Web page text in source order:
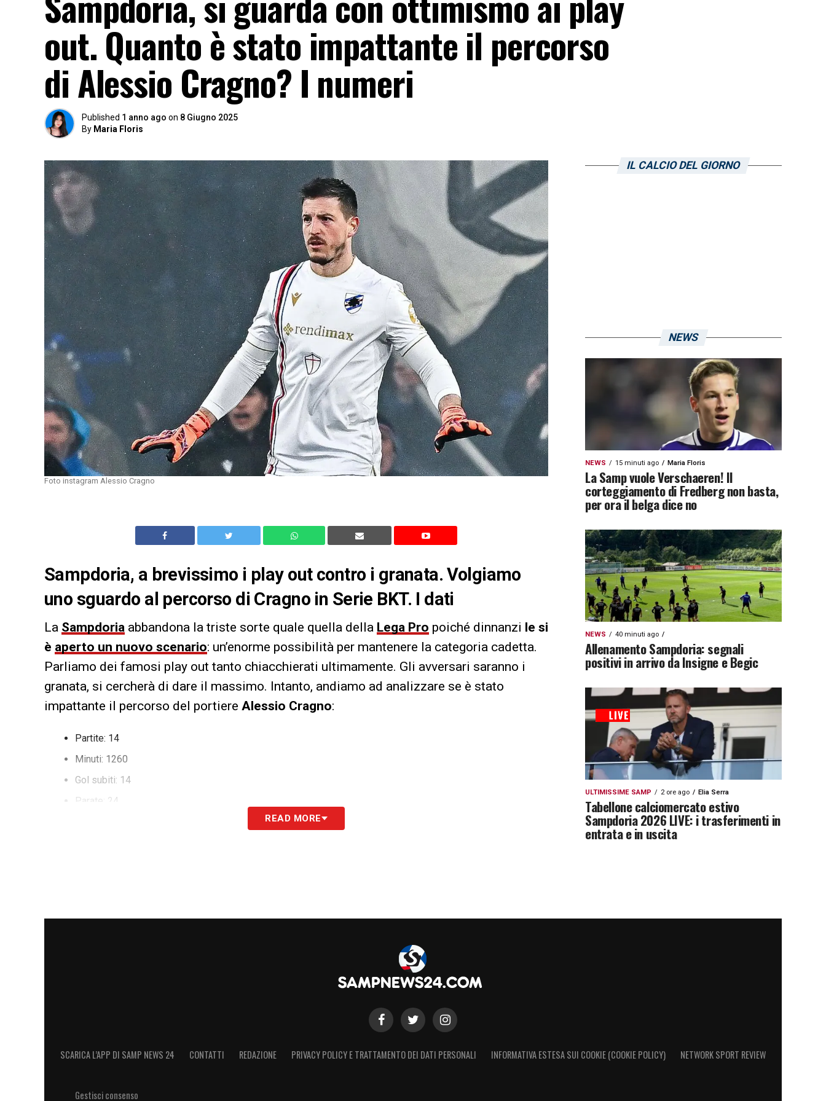
out. Quanto è stato impattante il percorso
di Alessio Cragno? I numeri
Published 1 anno ago on 8 Giugno 2025
By Maria Floris
Foto instagram Alessio Cragno
Sampdoria, a brevissimo i play out contro i granata. Volgiamo
uno sguardo al percorso di Cragno in Serie BKT. I dati
La Sampdoria abbandona la triste sorte quale quella della Lega Pro poiché dinnanzi le si
è aperto un nuovo scenario: un’enorme possibilità per mantenere la categoria cadetta.
Parliamo dei famosi play out tanto chiacchierati ultimamente. Gli avversari saranno i
granata, si cercherà di dare il massimo. Intanto, andiamo ad analizzare se è stato
impattante il percorso del portiere Alessio Cragno:
Partite: 14
Minuti: 1260
Gol subiti: 14
Parate: 24
Passaggi riusciti: 61% (234 riusciti – 145 falliti)READ MORE
IL CALCIO DEL GIORNO
NEWS
NEWS 15 minuti ago Maria Floris
La Samp vuole Verschaeren! Il
corteggiamento di Fredberg non basta,
per ora il belga dice no
NEWS 40 minuti ago
Allenamento Sampdoria: segnali
positivi in arrivo da Insigne e Begic
ULTIMISSIME SAMP 2 ore ago Elia Serra
Tabellone calciomercato estivo
Sampdoria 2026 LIVE: i trasferimenti in
entrata e in uscita
SCARICA L’APP DI SAMP NEWS 24 CONTATTI REDAZIONE PRIVACY POLICY E TRATTAMENTO DEI DATI PERSONALI INFORMATIVA ESTESA SUI COOKIE (COOKIE POLICY) NETWORK SPORT REVIEW
Gestisci consenso